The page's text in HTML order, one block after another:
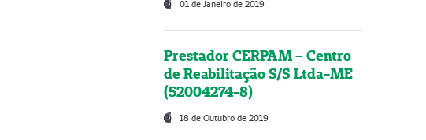
01 de Janeiro de 2019
Prestador CERPAM – Centro
de Reabilitação S/S Ltda-ME
(52004274-8)
18 de Outubro de 2019